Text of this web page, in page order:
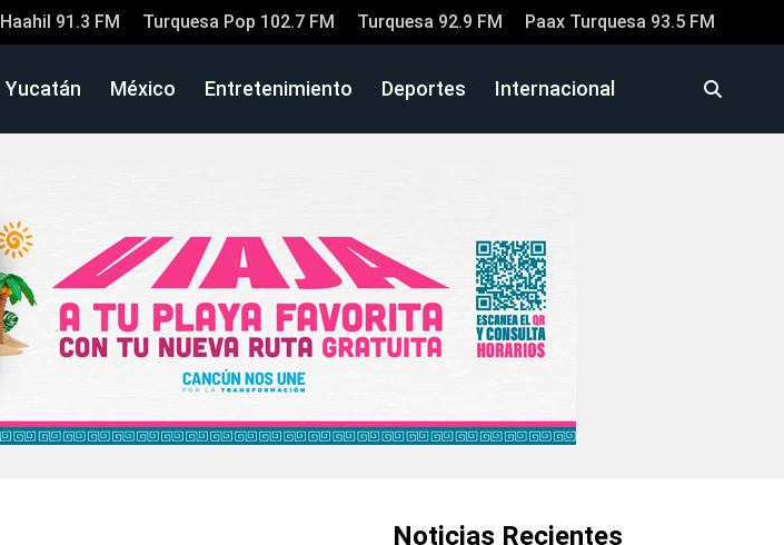
Haahil 91.3 FM Turquesa Pop 102.7 FM Turquesa 92.9 FM Paax Turquesa 93.5 FM
Yucatán México Entretenimiento Deportes Internacional
Noticias Recientes